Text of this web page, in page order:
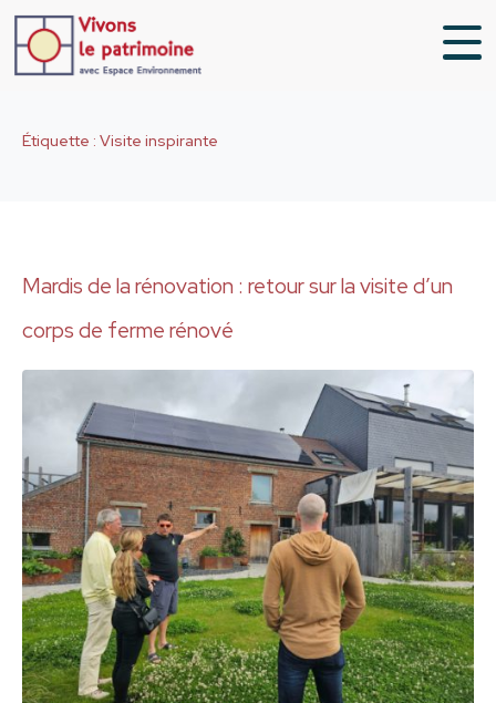
Étiquette : Visite inspirante
Mardis de la rénovation : retour sur la visite d’un
corps de ferme rénové